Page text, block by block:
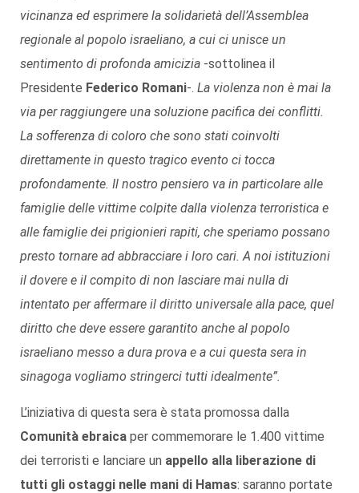
vicinanza ed esprimere la solidarietà dell’Assemblea
regionale al popolo israeliano, a cui ci unisce un
sentimento di profonda amicizia -sottolinea il
Presidente Federico Romani-. La violenza non è mai la
via per raggiungere una soluzione pacifica dei conflitti.
La sofferenza di coloro che sono stati coinvolti
direttamente in questo tragico evento ci tocca
profondamente. Il nostro pensiero va in particolare alle
famiglie delle vittime colpite dalla violenza terroristica e
alle famiglie dei prigionieri rapiti, che speriamo possano
presto tornare ad abbracciare i loro cari. A noi istituzioni
il dovere e il compito di non lasciare mai nulla di
intentato per affermare il diritto universale alla pace, quel
diritto che deve essere garantito anche al popolo
israeliano messo a dura prova e a cui questa sera in
sinagoga vogliamo stringerci tutti idealmente”.
L’iniziativa di questa sera è stata promossa dalla
Comunità ebraica per commemorare le 1.400 vittime
dei terroristi e lanciare un appello alla liberazione di
tutti gli ostaggi nelle mani di Hamas: saranno portate